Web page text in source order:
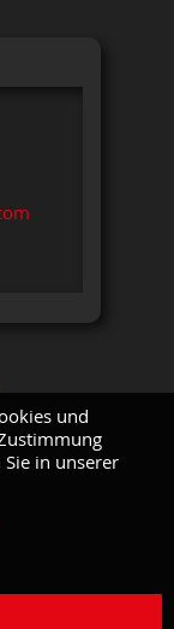
und
in unserer